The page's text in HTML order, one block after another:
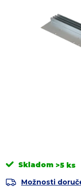
Skladom >5 ks
Možnosti